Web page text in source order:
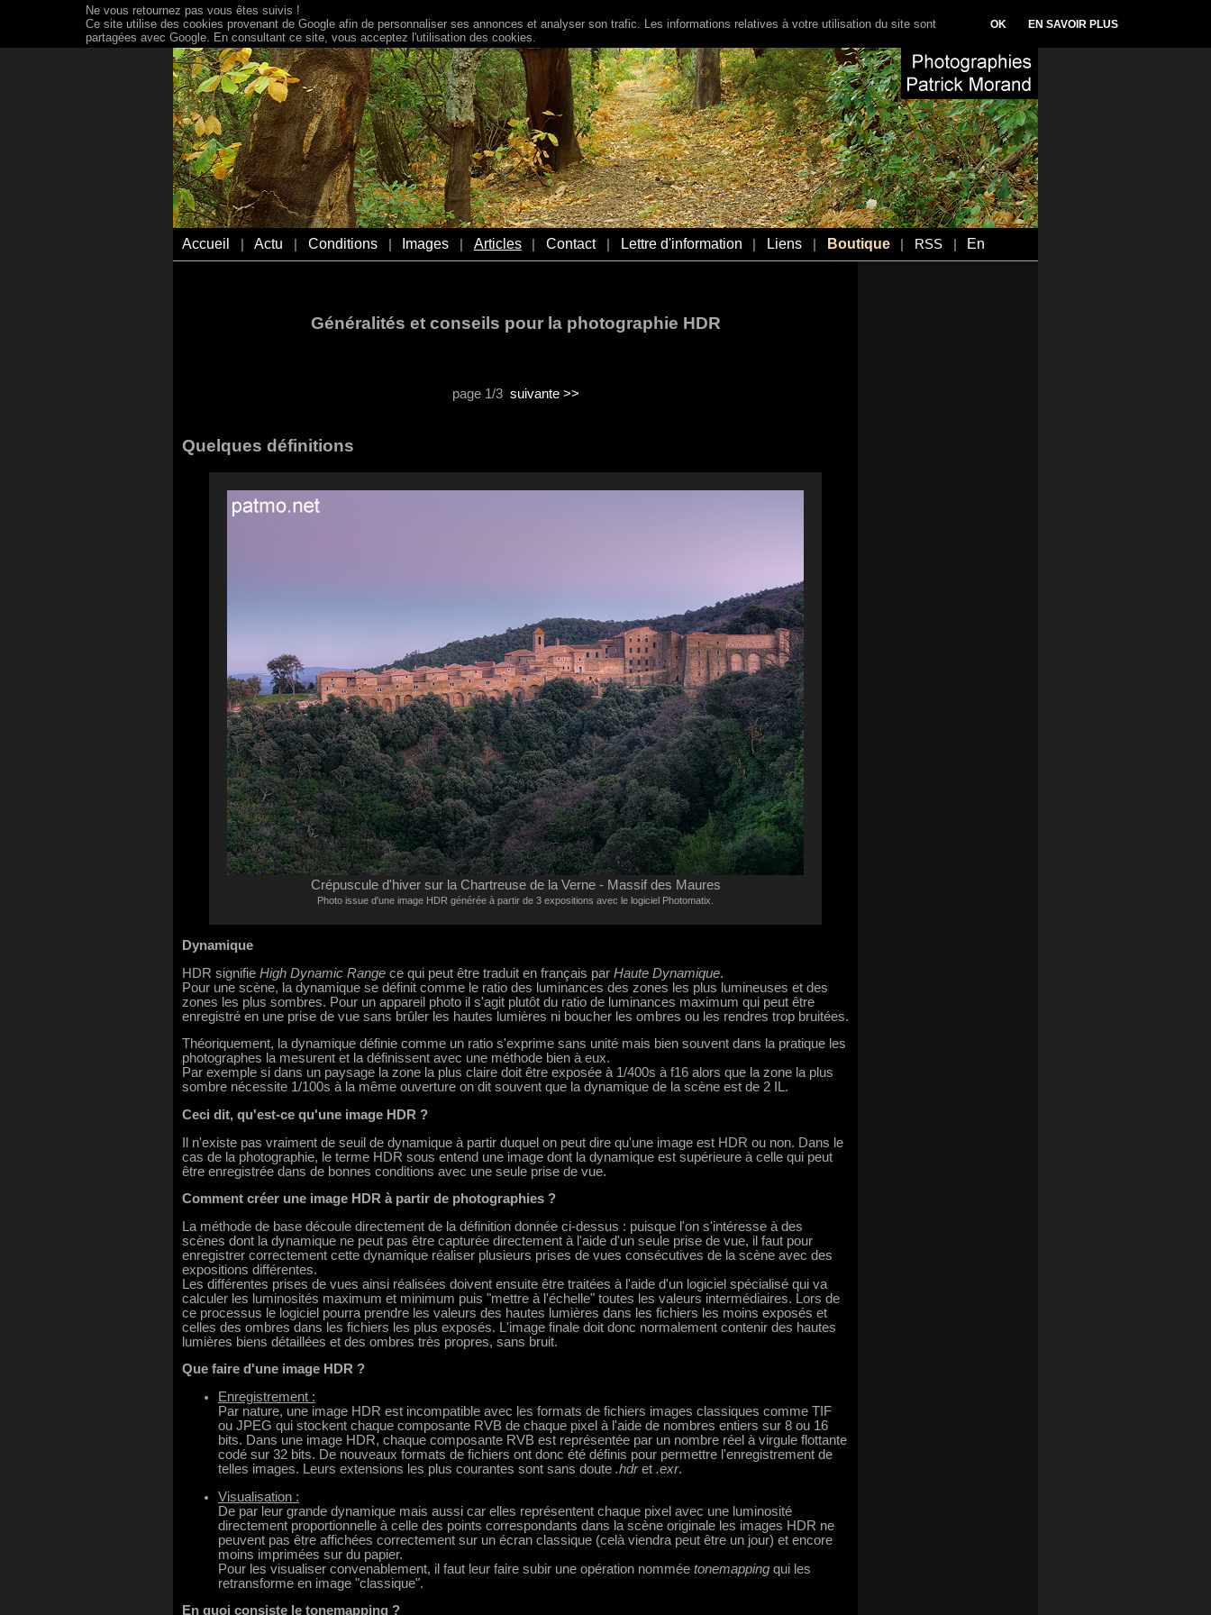
Accueil Actu Conditions Images Articles Contact Lettre d'information Liens Boutique RSS En
Généralités et conseils pour la photographie HDR
page 1/3 suivante >>
Quelques définitions
Crépuscule d'hiver sur la Chartreuse de la Verne - Massif des Maures
Photo issue d'une image HDR générée à partir de 3 expositions avec le logiciel Photomatix.
Dynamique
HDR signifie High Dynamic Range ce qui peut être traduit en français par Haute Dynamique.
Pour une scène, la dynamique se définit comme le ratio des luminances des zones les plus lumineuses et des
zones les plus sombres. Pour un appareil photo il s'agit plutôt du ratio de luminances maximum qui peut être
enregistré en une prise de vue sans brûler les hautes lumières ni boucher les ombres ou les rendres trop bruitées.
Théoriquement, la dynamique définie comme un ratio s'exprime sans unité mais bien souvent dans la pratique les
photographes la mesurent et la définissent avec une méthode bien à eux.
Par exemple si dans un paysage la zone la plus claire doit être exposée à 1/400s à f16 alors que la zone la plus
sombre nécessite 1/100s à la même ouverture on dit souvent que la dynamique de la scène est de 2 IL.
Ceci dit, qu'est-ce qu'une image HDR ?
Il n'existe pas vraiment de seuil de dynamique à partir duquel on peut dire qu'une image est HDR ou non. Dans le
cas de la photographie, le terme HDR sous entend une image dont la dynamique est supérieure à celle qui peut
être enregistrée dans de bonnes conditions avec une seule prise de vue.
Comment créer une image HDR à partir de photographies ?
La méthode de base découle directement de la définition donnée ci-dessus : puisque l'on s'intéresse à des
scènes dont la dynamique ne peut pas être capturée directement à l'aide d'un seule prise de vue, il faut pour
enregistrer correctement cette dynamique réaliser plusieurs prises de vues consécutives de la scène avec des
expositions différentes.
Les différentes prises de vues ainsi réalisées doivent ensuite être traitées à l'aide d'un logiciel spécialisé qui va
calculer les luminosités maximum et minimum puis "mettre à l'échelle" toutes les valeurs intermédiaires. Lors de
ce processus le logiciel pourra prendre les valeurs des hautes lumières dans les fichiers les moins exposés et
celles des ombres dans les fichiers les plus exposés. L'image finale doit donc normalement contenir des hautes
lumières biens détaillées et des ombres très propres, sans bruit.
Que faire d'une image HDR ?
Enregistrement :
Par nature, une image HDR est incompatible avec les formats de fichiers images classiques comme TIF
ou JPEG qui stockent chaque composante RVB de chaque pixel à l'aide de nombres entiers sur 8 ou 16
bits. Dans une image HDR, chaque composante RVB est représentée par un nombre réel à virgule flottante
codé sur 32 bits. De nouveaux formats de fichiers ont donc été définis pour permettre l'enregistrement de
telles images. Leurs extensions les plus courantes sont sans doute .hdret .exr.
Visualisation :
De par leur grande dynamique mais aussi car elles représentent chaque pixel avec une luminosité
directement proportionnelle à celle des points correspondants dans la scène originale les images HDR ne
peuvent pas être affichées correctement sur un écran classique (celà viendra peut être un jour) et encore
moins imprimées sur du papier.
Pour les visualiser convenablement, il faut leur faire subir une opération nommée tonemapping qui les
retransforme en image "classique".
En quoi consiste le tonemapping ?
Ne vous retournez pas vous êtes suivis !
Ce site utilise des cookies provenant de Google afin de personnaliser ses annonces et analyser son trafic. Les informations relatives à votre utilisation du site sont
partagées avec Google. En consultant ce site, vous acceptez l'utilisation des cookies.
OK EN SAVOIR PLUS